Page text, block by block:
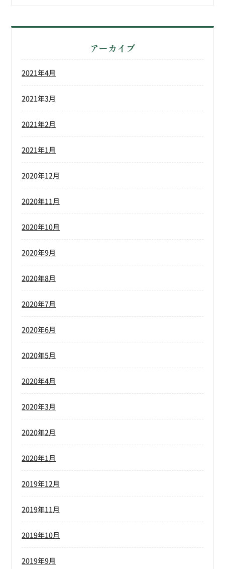
アーカイブ
2021年4月
2021年3月
2021年2月
2021年1月
2020年12月
2020年11月
2020年10月
2020年9月
2020年8月
2020年7月
2020年6月
2020年5月
2020年4月
2020年3月
2020年2月
2020年1月
2019年12月
2019年11月
2019年10月
2019年9月